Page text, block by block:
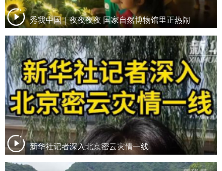
秀我中国｜夜夜夜夜 国家自然博物馆里正热闹
新华社记者深入北京密云灾情一线